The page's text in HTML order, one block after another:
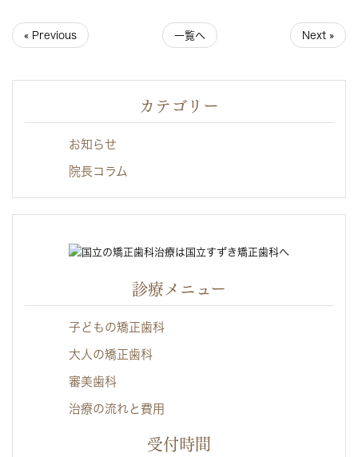
« Previous 一覧へ Next »
カテゴリー
お知らせ
院長コラム
診療メニュー
子どもの矯正歯科
大人の矯正歯科
審美歯科
治療の流れと費用
受付時間